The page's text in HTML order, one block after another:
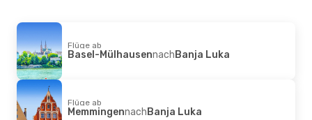
Flüge ab
Basel-MülhausennachBanja Luka
Flüge ab
MemmingennachBanja Luka